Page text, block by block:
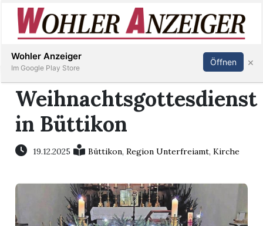
Immobilien
Veranstaltungen
Stellen
E-
Inserieren Abonnieren Anmelden
Weihnachtsgottesdienst
in Büttikon
19.12.2025 Büttikon,Region Unterfreiamt,Kirche
Wohler Anzeiger
Im Google Play Store
Öffnen ×